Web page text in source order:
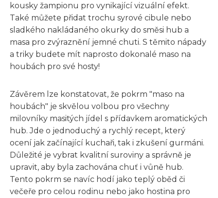
kousky žampionu pro vynikající vizuální efekt.
Také můžete přidat trochu syrové cibule nebo
sladkého nakládaného okurky do směsi hub a
masa pro zvýraznění jemné chuti. S těmito nápady
a triky budete mít naprosto dokonalé maso na
houbách pro své hosty!
Závěrem lze konstatovat, že pokrm "maso na
houbách" je skvělou volbou pro všechny
milovníky masitých jídel s přídavkem aromatických
hub. Jde o jednoduchý a rychlý recept, který
ocení jak začínající kuchaři, tak i zkušení gurmáni.
Důležité je vybrat kvalitní suroviny a správně je
upravit, aby byla zachována chuť i vůně hub.
Tento pokrm se navíc hodí jako teplý oběd či
večeře pro celou rodinu nebo jako hostina pro